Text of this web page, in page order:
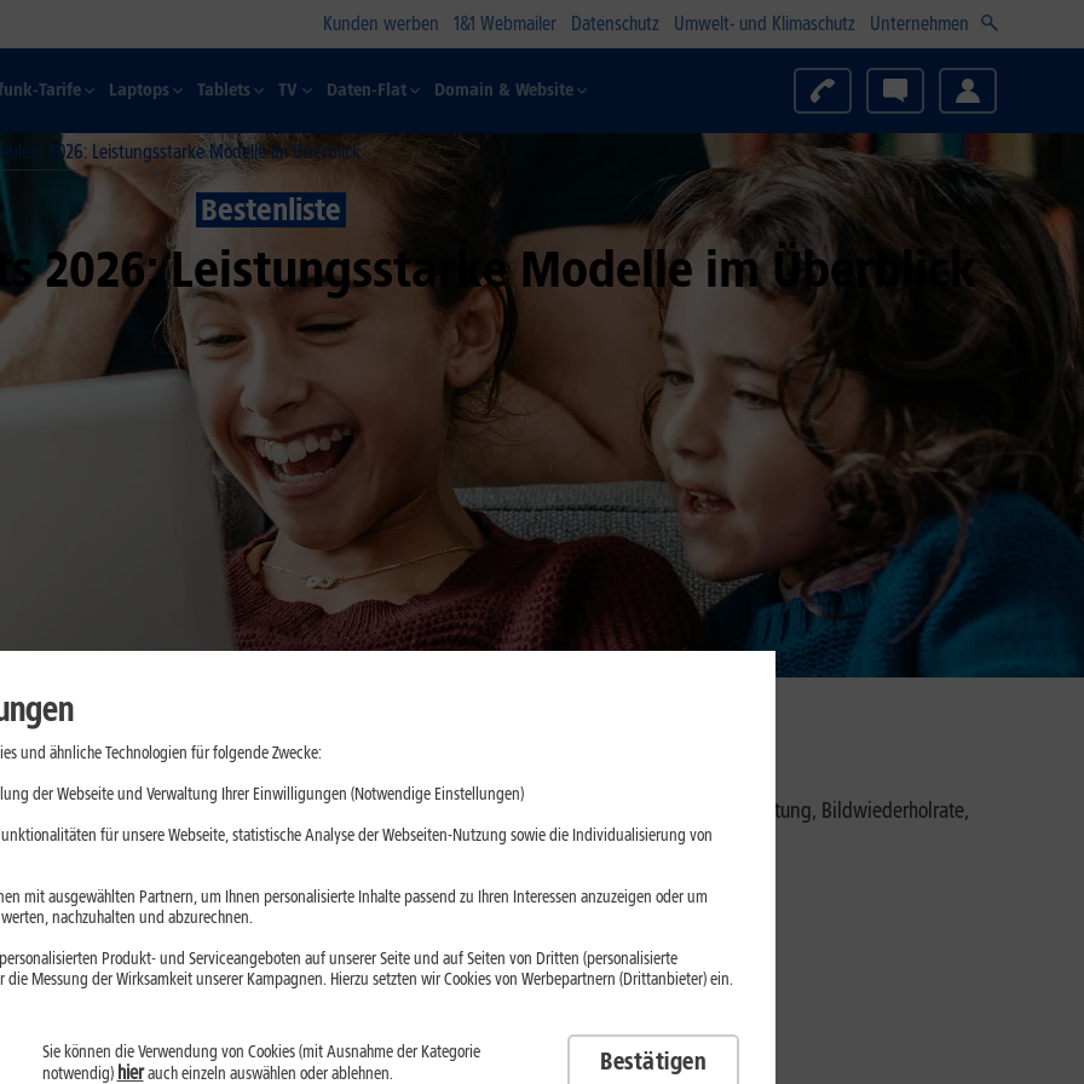
Kunden werben 1&1 Webmailer Datenschutz Umwelt- und Klimaschutz Unternehmen
Tarife Laptops Tablets TV Daten-Flat Domain & Website
2026: Leistungsstarke Modelle im Überblick
Bestenliste
2026: Leistungsstarke Modelle im Überblick
ein schnelles Display und eine stabile Verbindung. Wichtig sind vor allem Prozessor, Grafikleistung, Bildwiederholrate,
Hier erfährst Du, welche Modelle 2026 besonders interessant sind.
erfährst:
Tablets
für Gaming und Kreativ-Apps.
Dynamic AMOLED 2X Displaymit 120 Hz.
eignet sich für PC-Spiele.
und ähnliche Technologien für folgende Zwecke:
der Webseite und Verwaltung Ihrer Einwilligungen (Notwendige Einstellungen)
für unsere Webseite, statistische Analyse der Webseiten-Nutzung sowie die Individualisierung von
mit ausgewählten Partnern, um Ihnen personalisierte Inhalte passend zu Ihren Interessen anzuzeigen oder um
nachzuhalten und abzurechnen.
Produkt- und Serviceangeboten auf unserer Seite und auf Seiten von Dritten (personalisierte
Messung der Wirksamkeit unserer Kampagnen. Hierzu setzten wir Cookies von Werbepartnern (Drittanbieter) ein.
Sie können die Verwendung von Cookies (mit Ausnahme der Kategorie
notwendig) hierauch einzeln auswählen oder ablehnen. Bestätigen